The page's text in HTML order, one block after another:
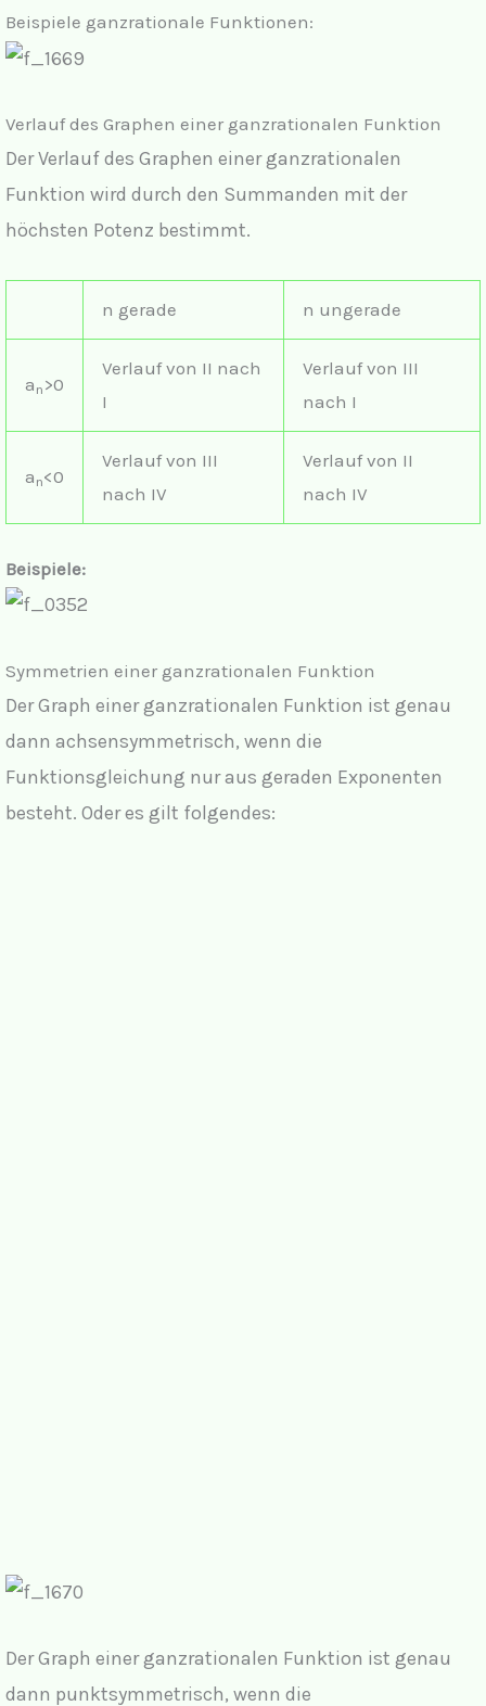
Beispiele ganzrationale Funktionen:
Verlauf des Graphen einer ganzrationalen Funktion
Der Verlauf des Graphen einer ganzrationalen
Funktion wird durch den Summanden mit der
höchsten Potenz bestimmt.
n gerade n ungerade
a n >0
Verlauf von II nach
I
Verlauf von III
nach I
a n<0
Verlauf von III
nach IV
Verlauf von II
nach IV
Beispiele:
Symmetrien einer ganzrationalen Funktion
Der Graph einer ganzrationalen Funktion ist genau
dann achsensymmetrisch, wenn die
Funktionsgleichung nur aus geraden Exponenten
besteht. Oder es gilt folgendes:
Der Graph einer ganzrationalen Funktion ist genau
dann punktsymmetrisch, wenn die